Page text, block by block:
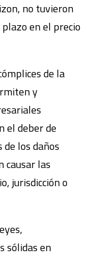
no tuvieron
en el precio
de la
y
el deber de
los daños
causar las
jurisdicción o
sólidas en